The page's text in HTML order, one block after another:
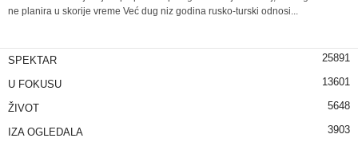
ne planira u skorije vreme Već dug niz godina rusko-turski odnosi...
SPEKTAR 25891
U FOKUSU 13601
ŽIVOT 5648
IZA OGLEDALA 3903